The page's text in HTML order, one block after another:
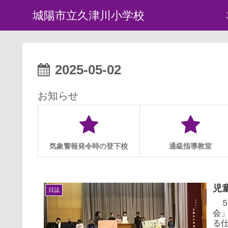
城陽市立久津川小学校
2025-05-02
お知らせ
気象警報発令時の登下校 通級指導教室
日誌 児
５
会
る